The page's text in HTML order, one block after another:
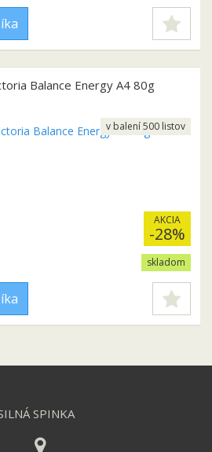
Balance Energy A4 80g
AKCIA
-28%
skladom
v balení 500 listov
SPINKA